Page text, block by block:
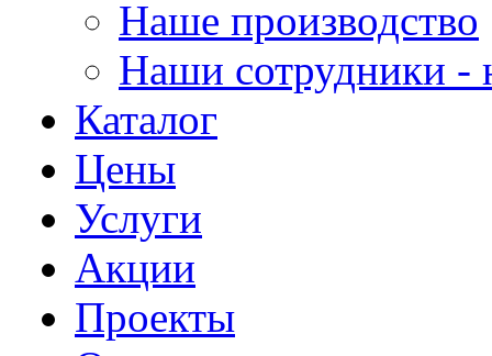
Наше производство
Наши сотрудники -
Каталог
Цены
Услуги
Акции
Проекты